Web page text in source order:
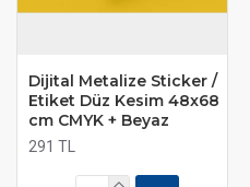
Dijital Metalize Sticker /
Etiket Düz Kesim 48x68
cm CMYK + Beyaz
291 TL